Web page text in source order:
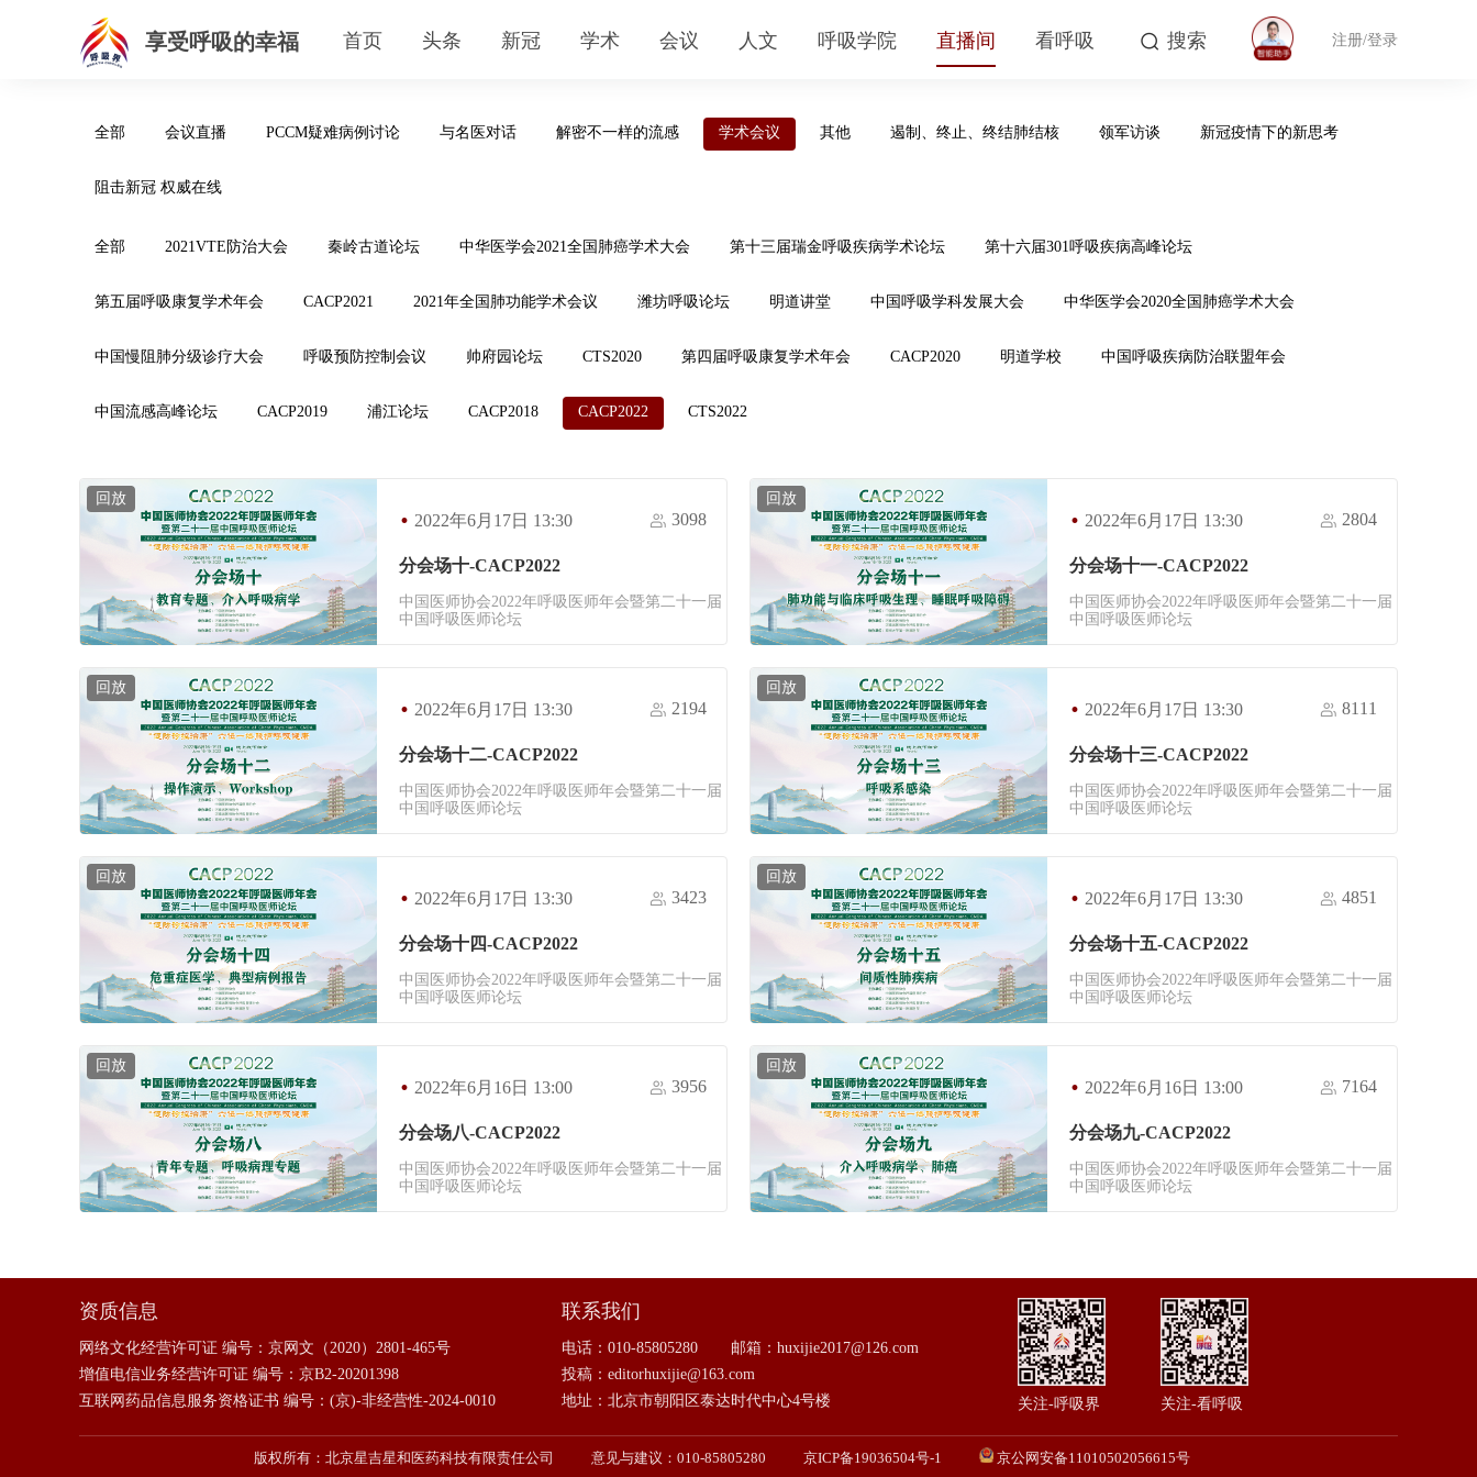
享受呼吸的幸福 首页 头条 新冠 学术 会议 人文 呼吸学院 直播间 看呼吸 搜索 注册/登录
全部 会议直播 PCCM疑难病例讨论 与名医对话 解密不一样的流感 学术会议 其他 遏制、终止、终结肺结核 领军访谈 新冠疫情下的新思考
阻击新冠 权威在线
全部 2021VTE防治大会 秦岭古道论坛 中华医学会2021全国肺癌学术大会 第十三届瑞金呼吸疾病学术论坛 第十六届301呼吸疾病高峰论坛
第五届呼吸康复学术年会 CACP2021 2021年全国肺功能学术会议 潍坊呼吸论坛 明道讲堂 中国呼吸学科发展大会 中华医学会2020全国肺癌学术大会
中国慢阻肺分级诊疗大会 呼吸预防控制会议 帅府园论坛 CTS2020 第四届呼吸康复学术年会 CACP2020 明道学校 中国呼吸疾病防治联盟年会
中国流感高峰论坛 CACP2019 浦江论坛 CACP2018 CACP2022 CTS2022
回放
· 2022年6月17日 13:30 3098
分会场十-CACP2022
中国医师协会2022年呼吸医师年会暨第二十一届
中国呼吸医师论坛
回放
· 2022年6月17日 13:30 2804
分会场十一-CACP2022
中国医师协会2022年呼吸医师年会暨第二十一届
中国呼吸医师论坛
回放
· 2022年6月17日 13:30 2194
分会场十二-CACP2022
中国医师协会2022年呼吸医师年会暨第二十一届
中国呼吸医师论坛
回放
· 2022年6月17日 13:30 8111
分会场十三-CACP2022
中国医师协会2022年呼吸医师年会暨第二十一届
中国呼吸医师论坛
回放
· 2022年6月17日 13:30 3423
分会场十四-CACP2022
中国医师协会2022年呼吸医师年会暨第二十一届
中国呼吸医师论坛
回放
· 2022年6月17日 13:30 4851
分会场十五-CACP2022
中国医师协会2022年呼吸医师年会暨第二十一届
中国呼吸医师论坛
回放
· 2022年6月16日 13:00 3956
分会场八-CACP2022
中国医师协会2022年呼吸医师年会暨第二十一届
中国呼吸医师论坛
回放
· 2022年6月16日 13:00 7164
分会场九-CACP2022
中国医师协会2022年呼吸医师年会暨第二十一届
中国呼吸医师论坛
资质信息
网络文化经营许可证 编号： 京网文（2020）2801-465号
增值电信业务经营许可证 编号： 京B2-20201398
互联网药品信息服务资格证书 编号： (京)-非经营性-2024-0010
联系我们
电话：010-85805280
邮箱：huxijie2017@126.com
投稿：editorhuxijie@163.com
地址：北京市朝阳区泰达时代中心4号楼
关注-呼吸界 关注-看呼吸
版权所有：北京星吉星和医药科技有限责任公司 意见与建议：010-85805280 京ICP备19036504号-1 京公网安备11010502056615号